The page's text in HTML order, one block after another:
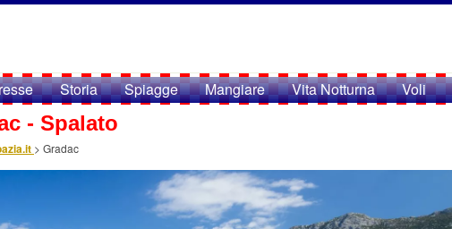
Storia Spiagge Mangiare Vita Notturna Voli
- Spalato
> Gradac